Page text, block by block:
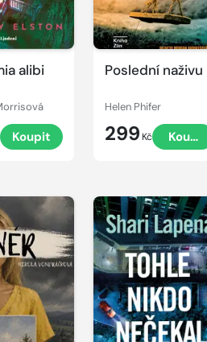
alibi
Koupit
Poslední naživu
Helen Phifer
299 Kč Koupit